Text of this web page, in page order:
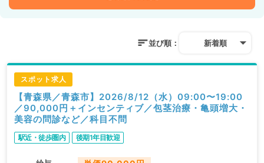
並び順： 新着順
スポット求人
【青森県／青森市】2026/8/12（水）09:00〜19:00
／90,000円＋インセンティブ／包茎治療・亀頭増大・
美容の問診など／科目不問
駅近・徒歩圏内 後期1年目歓迎